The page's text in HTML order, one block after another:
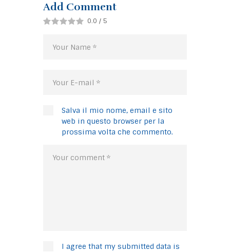
Add Comment
0.0 / 5
Salva il mio nome, email e sito
web in questo browser per la
prossima volta che commento.
I agree that my submitted data is